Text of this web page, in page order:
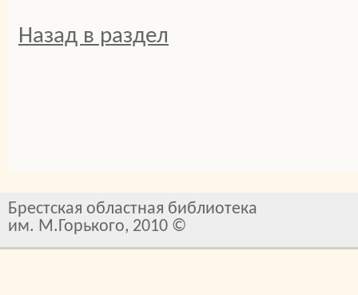
Назад в раздел
Брестская областная библиотека
им. М.Горького, 2010 ©